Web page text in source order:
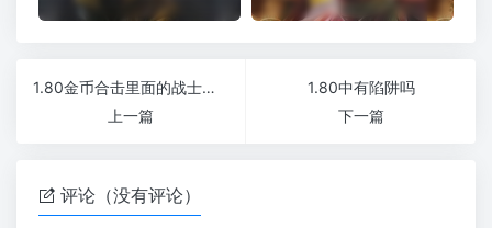
1.80金币合击里面的战士需要把自动补给设置好新开1.76微变传奇
上一篇
1.80中有陷阱吗
下一篇
评论（没有评论）